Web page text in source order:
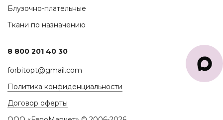
Блузочно-плательные
Ткани по назначению
8 800 201 40 30
forbitopt@gmail.com
Политика конфиденциальности
Договор оферты